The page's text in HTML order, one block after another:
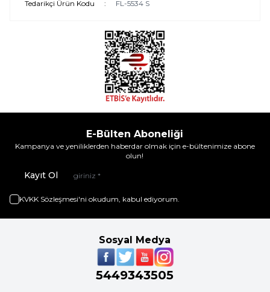
Tedarikçi Ürün Kodu
: FL-5534 S
E-Bülten Aboneliği
Kampanya ve yeniliklerden haberdar olmak için e-bültenimize abone
olun!
Kayıt Ol
KVKK Sözleşmesi'ni okudum, kabul ediyorum.
Sosyal Medya
5449343505